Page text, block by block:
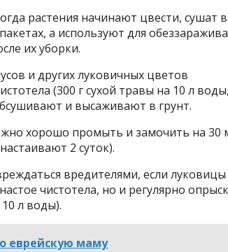
растения начинают цвести, сушат
а используют для
их уборки.
и других луковичных цветов
(300 г сухой травы на 10 л воды,
и высаживают в грунт.
хорошо промыть и замочить на 30
2 суток).
вредителями, если
чистотела, но и регулярно
л воды).
еврейскую маму